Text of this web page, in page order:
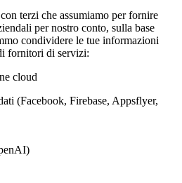
terzi che assumiamo per fornire
per nostro conto, sulla base
condividere le tue informazioni
fornitori di servizi:
cloud
(Facebook, Firebase, Appsflyer,